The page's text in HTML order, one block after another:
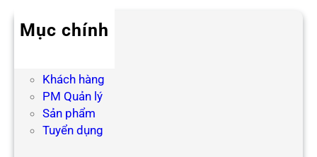
h
Mục chính
Khách hàng
PM Quản lý
Sản phẩm
Tuyển dụng